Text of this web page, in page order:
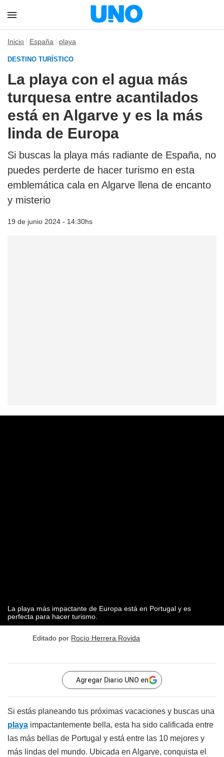
Inicio España playa
DESTINO TURÍSTICO
La playa con el agua más
turquesa entre acantilados
está en Algarve y es la más
linda de Europa
Si buscas la playa más radiante de España, no
puedes perderte de hacer turismo en esta
emblemática cala en Algarve llena de encanto
y misterio
19 de junio 2024 - 14:30hs
La playa más impactante de Europa está en Portugal y es
perfecta para hacer turismo.
Editado por Rocío Herrera Rovida
Agregar Diario UNO en
Si estás planeando tus próximas vacaciones y buscas una
playa impactantemente bella, esta ha sido calificada entre
las más bellas de Portugal y está entre las 10 mejores y
más lindas del mundo. Ubicada en Algarve, conquista el